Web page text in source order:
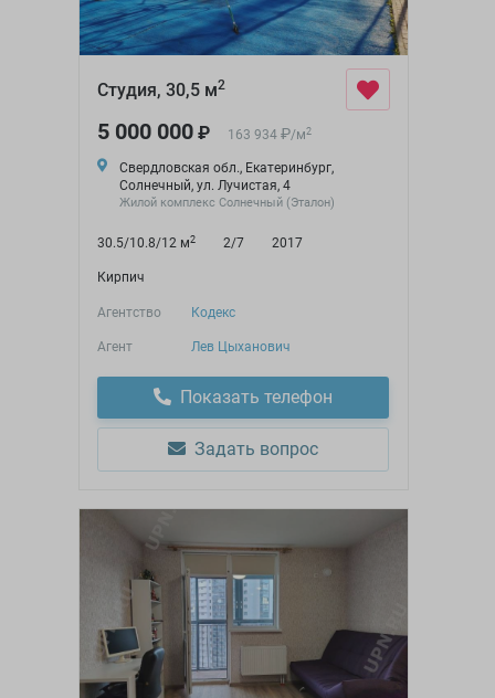
Студия, 30,5 м2
5 000 000₽ 163 934₽/м2
Свердловская обл., Екатеринбург,
Солнечный, ул. Лучистая, 4
Жилой комплекс Солнечный (Эталон)
30.5/10.8/12 м2 2/7 2017
Кирпич
Агентство Кодекс
Агент Лев Цыханович
Показать телефон
Задать вопрос